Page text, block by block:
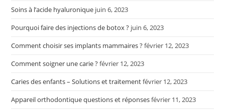
Soins à l’acide hyaluronique juin 6, 2023
Pourquoi faire des injections de botox ? juin 6, 2023
Comment choisir ses implants mammaires ?février 12, 2023
Comment soigner une carie ?février 12, 2023
Caries des enfants – Solutions et traitementfévrier 12, 2023
Appareil orthodontique questions et réponsesfévrier 11, 2023